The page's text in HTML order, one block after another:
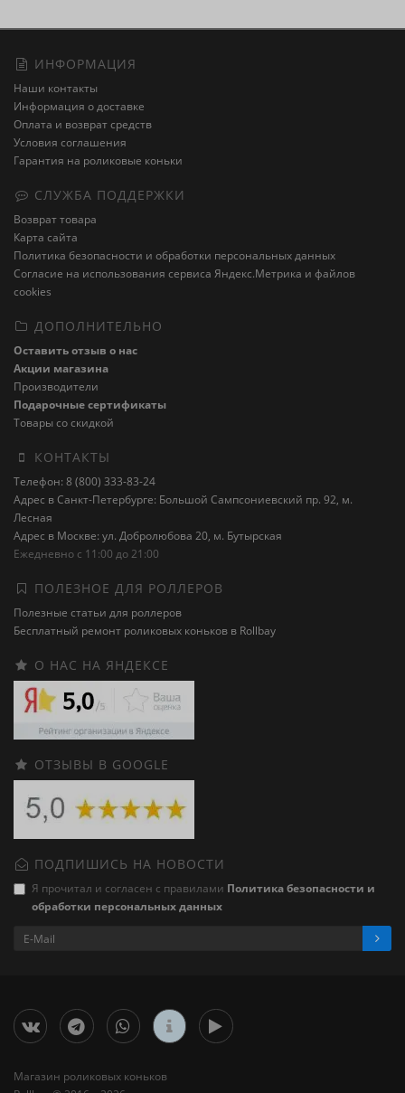
ИНФОРМАЦИЯ
Наши контакты
Информация о доставке
Оплата и возврат средств
Условия соглашения
Гарантия на роликовые коньки
СЛУЖБА ПОДДЕРЖКИ
Возврат товара
Карта сайта
Политика безопасности и обработки персональных данных
Cогласие на использования сервиса Яндекс.Метрика и файлов
cookies
ДОПОЛНИТЕЛЬНО
Оставить отзыв о нас
Акции магазина
Производители
Подарочные сертификаты
Товары со скидкой
КОНТАКТЫ
Телефон: 8 (800) 333-83-24
Адрес в Санкт-Петербурге: Большой Сампсониевский пр. 92, м.
Лесная
Адрес в Москве: ул. Добролюбова 20, м. Бутырская
Ежедневно с 11:00 до 21:00
ПОЛЕЗНОЕ ДЛЯ РОЛЛЕРОВ
Полезные статьи для роллеров
Бесплатный ремонт роликовых коньков в Rollbay
О НАС НА ЯНДЕКСЕ
ОТЗЫВЫ В GOOGLE
ПОДПИШИСЬ НА НОВОСТИ
Я прочитал и согласен с правилами Политика безопасности и
обработки персональных данных
Магазин роликовых коньков